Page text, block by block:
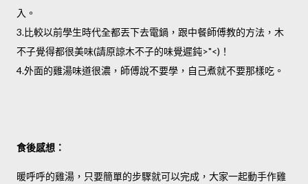
入。
3.比較以前學生時代全都丟下去電鍋，跟中餐師傅教的方法，木
不子覺得都很美味(請原諒木不子的味覺遲鈍>"<)！
4.外面的雞湯味道很濃，師傅說不要學，自己煮就不要那樣吃。
食後感想：
暖呼呼的雞湯，只要簡單的步驟就可以完成，大家一起動手作雞